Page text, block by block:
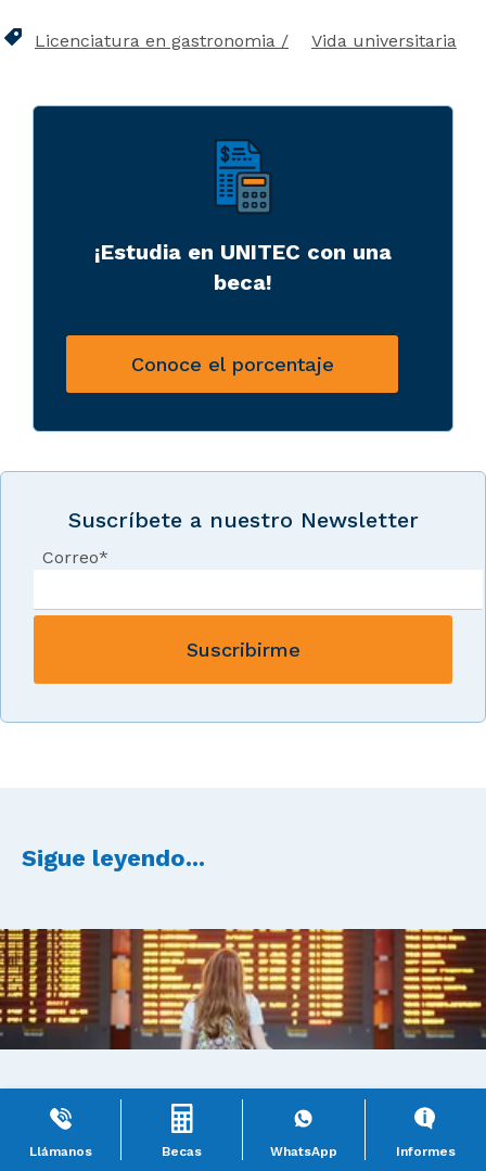
Llámanos Becas WhatsApp Informes
Licenciatura en gastronomia Vida universitaria
¡Estudia en UNITEC con una
beca!
Conoce el porcentaje
Suscríbete a nuestro Newsletter
Correo*
Sigue leyendo...
Hospitalidad, Turismo y Gastronomía
Carreras en las que puedes viajar